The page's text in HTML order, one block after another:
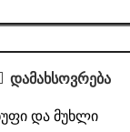
დამახსოვრება
და მუხლი